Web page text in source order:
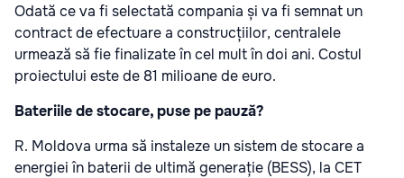
Odată ce va fi selectată compania și va fi semnat un
contract de efectuare a construcțiilor, centralele
urmează să fie finalizate în cel mult în doi ani. Costul
proiectului este de 81 milioane de euro.
Bateriile de stocare, puse pe pauză?
R. Moldova urma să instaleze un sistem de stocare a
energiei în baterii de ultimă generație (BESS), la CET